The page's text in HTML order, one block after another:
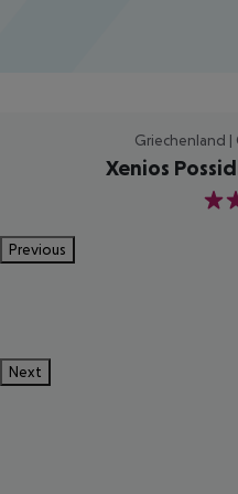
Griechenland |
Xenios
4
Previous
Next